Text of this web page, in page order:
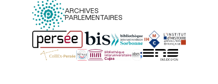
ARCHIVES
PARLEMENTAIRES